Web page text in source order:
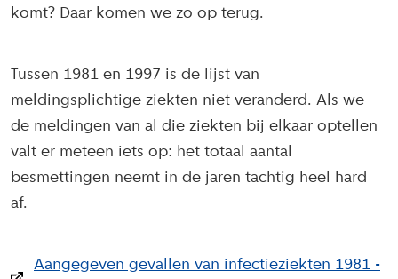
komt? Daar komen we zo op terug.
Tussen 1981 en 1997 is de lijst van
meldingsplichtige ziekten niet veranderd. Als we
de meldingen van al die ziekten bij elkaar optellen
valt er meteen iets op: het totaal aantal
besmettingen neemt in de jaren tachtig heel hard
af.
Aangegeven gevallen van infectieziekten 1981 -